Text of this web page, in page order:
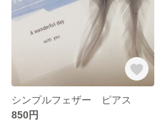
シンプルフェザー ピアス
850円